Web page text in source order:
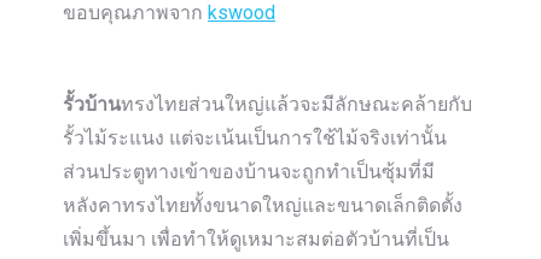
ขอบคุณภาพจาก kswood
รั้วบ้านทรงไทยส่วนใหญ่แล้วจะมีลักษณะคล้ายกับ
รั้วไม้ระแนง แต่จะเน้นเป็นการใช้ไม้จริงเท่านั้น
ส่วนประตูทางเข้าของบ้านจะถูกทำเป็นซุ้มที่มี
หลังคาทรงไทยทั้งขนาดใหญ่และขนาดเล็กติดตั้ง
เพิ่มขึ้นมา เพื่อทำให้ดูเหมาะสมต่อตัวบ้านที่เป็น